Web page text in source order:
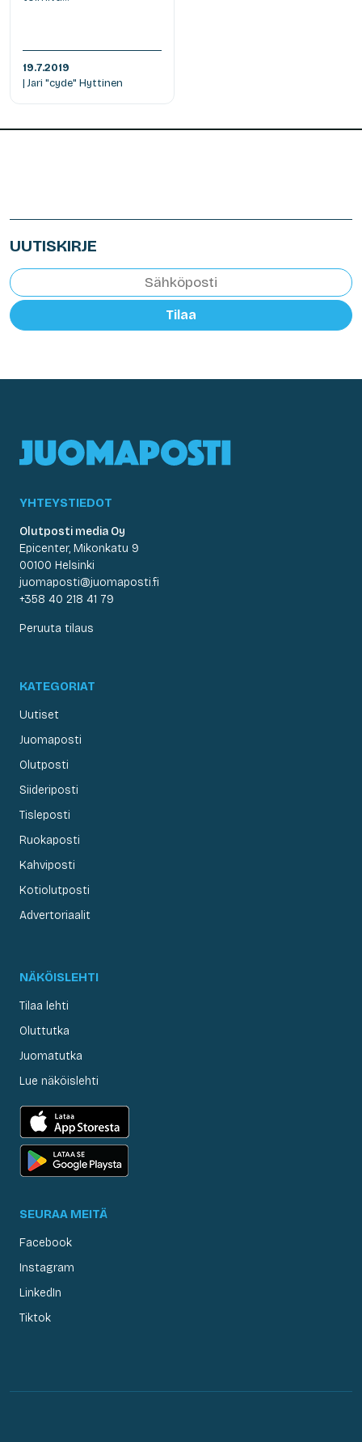
19.7.2019
| Jari "cyde" Hyttinen
UUTISKIRJE
Tilaa
YHTEYSTIEDOT
Olutposti media Oy
Epicenter, Mikonkatu 9
00100 Helsinki
juomaposti@juomaposti.fi
+358 40 218 41 79
Peruuta tilaus
KATEGORIAT
Uutiset
Juomaposti
Olutposti
Siideriposti
Tisleposti
Ruokaposti
Kahviposti
Kotiolutposti
Advertoriaalit
NÄKÖISLEHTI
Tilaa lehti
Oluttutka
Juomatutka
Lue näköislehti
SEURAA MEITÄ
Facebook
Instagram
LinkedIn
Tiktok